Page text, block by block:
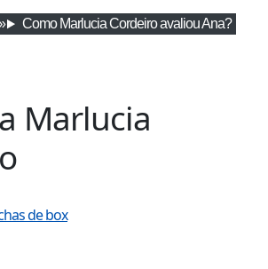
Como Marlucia CordeiroavaliouAna?
Marlucia
de box